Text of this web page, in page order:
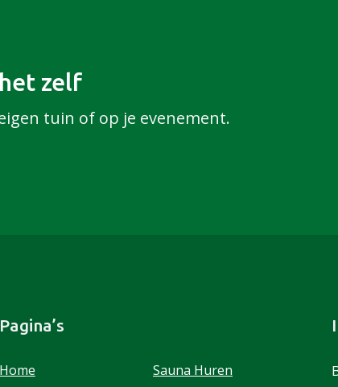
zelf
tuin of op je evenement.
Pagina’s
Home Sauna Huren